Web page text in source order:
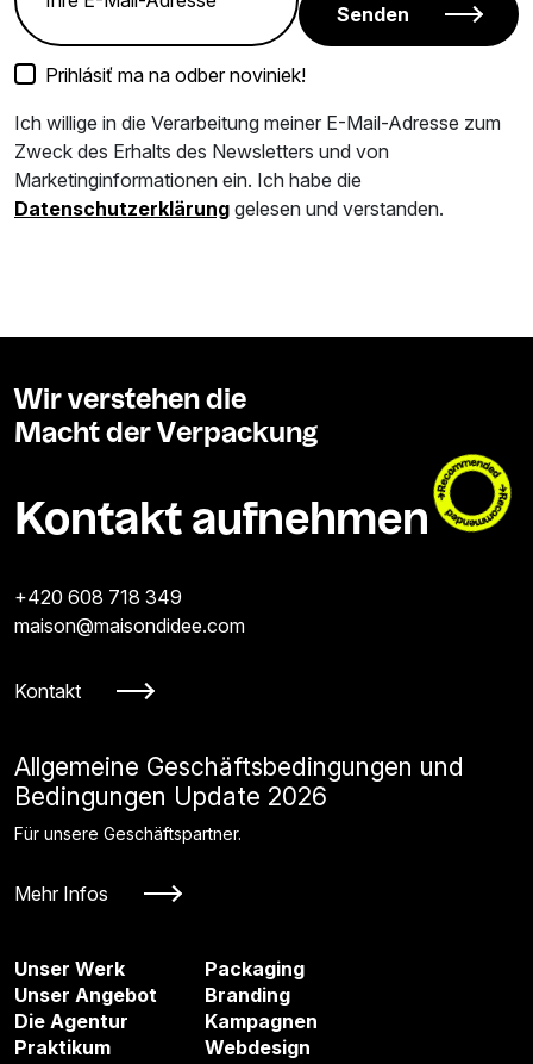
Senden
Prihlásiť ma na odber noviniek!
Ich willige in die Verarbeitung meiner E-Mail-Adresse zum
Zweck des Erhalts des Newsletters und von
Marketinginformationen ein. Ich habe die
Datenschutzerklärung gelesen und verstanden.
Wir verstehen die
Macht der Verpackung
Kontakt aufnehmen
+420 608 718 349
maison@maisondidee.com
Kontakt
Allgemeine Geschäftsbedingungen und
Bedingungen Update 2026
Für unsere Geschäftspartner.
Mehr Infos
Unser Werk
Unser Angebot
Die Agentur
Praktikum
Packaging
Branding
Kampagnen
Webdesign